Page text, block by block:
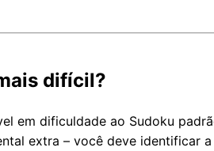
difícil?
em dificuldade ao Sudoku
extra – você deve identificar